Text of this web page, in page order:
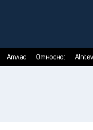
Атлас Относно: